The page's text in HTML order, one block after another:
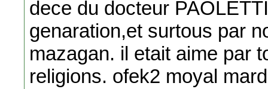
dece du docteur
genaration,et surtous par
mazagan. il etait aime par
religions. ofek2 moyal